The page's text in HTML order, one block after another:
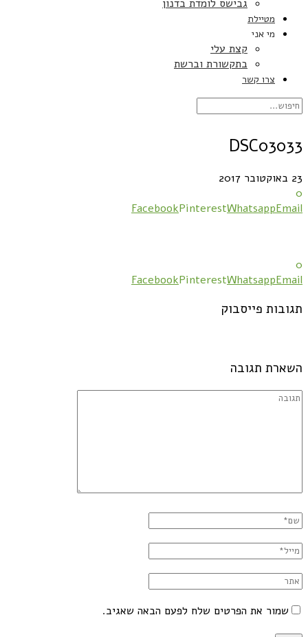
גבישס לומדת בדנון
מטיילת
מי אני
קצת עלי
בתקשורת וברשת
צרו קשר
DSC03033
23 באוקטובר 2017
0
FacebookPinterestWhatsappEmail
0
FacebookPinterestWhatsappEmail
תגובות פייסבוק
השארת תגובה
שמור את הפרטים שלח לפעם הבאה שאגיב.